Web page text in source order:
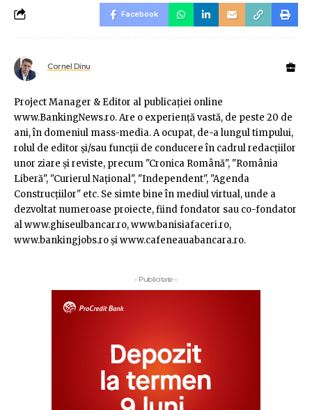
Facebook
Cornel Dinu
Project Manager & Editor al publicaţiei online
www.BankingNews.ro. Are o experienţă vastă, de peste 20 de
ani, în domeniul mass-media. A ocupat, de-a lungul timpului,
rolul de editor şi/sau funcţii de conducere în cadrul redacţiilor
unor ziare şi reviste, precum "Cronica Română", "România
Liberă", "Curierul Naţional", "Independent", "Agenda
Construcţiilor" etc. Se simte bine în mediul virtual, unde a
dezvoltat numeroase proiecte, fiind fondator sau co-fondator
al www.ghiseulbancar.ro, www.banisiafaceri.ro,
www.bankingjobs.ro şi www.cafeneauabancara.ro.
- Publicitate -